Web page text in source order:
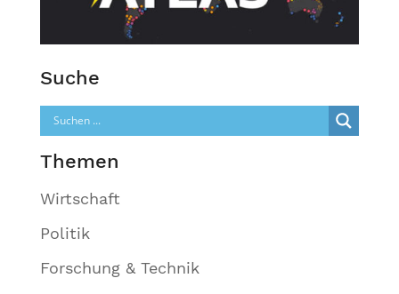
Suche
Themen
Wirtschaft
Politik
Forschung & Technik